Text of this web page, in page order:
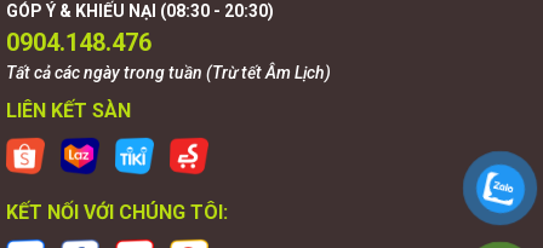
GÓP Ý & KHIẾU NẠI (08:30 - 20:30)
0904.148.476
Tất cả các ngày trong tuần (Trừ tết Âm Lịch)
LIÊN KẾT SÀN
KẾT NỐI VỚI CHÚNG TÔI: